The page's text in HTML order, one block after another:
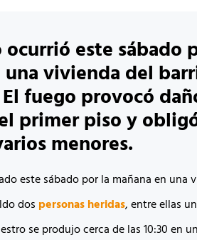
este sábado
una vivienda del
fuego provocó
primer piso y
menores.
este sábado por la mañana en una
dos personas heridas, entre ellas
se produjo cerca de las 10:30 en